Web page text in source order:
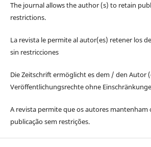
The journal allows the author (s) to retain
restrictions.
La revista le permite al autor(es) retener los
sin restricciones
Die Zeitschrift ermöglicht es dem / den Autor
Veröffentlichungsrechte ohne
A revista permite que os autores mantenham
publicação sem restrições.